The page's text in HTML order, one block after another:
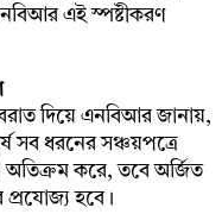
এই স্পষ্টীকরণ
দিয়ে এনবিআর জানায়,
সব ধরনের সঞ্চয়পত্রে
অতিক্রম করে, তবে অর্জিত
হবে।